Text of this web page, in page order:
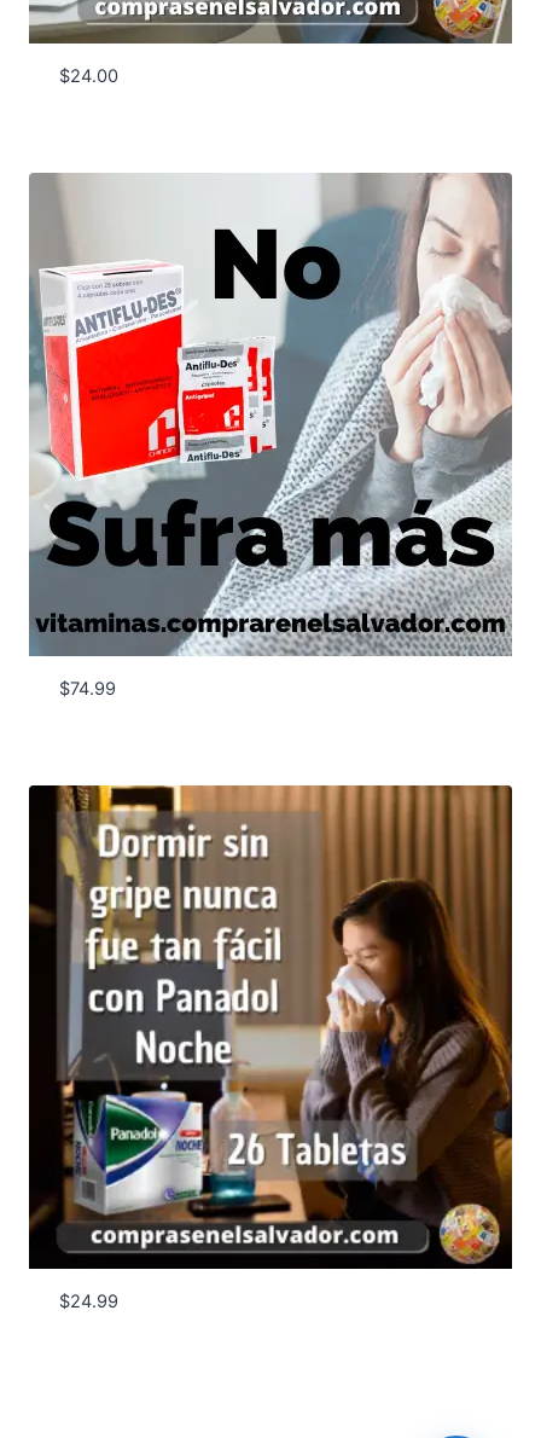
$24.00
$74.99
$24.99